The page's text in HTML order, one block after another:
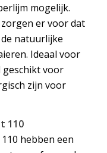
mogelijk.
er voor dat
natuurlijke
Ideaal voor
geschikt voor
zijn voor
110
hebben een